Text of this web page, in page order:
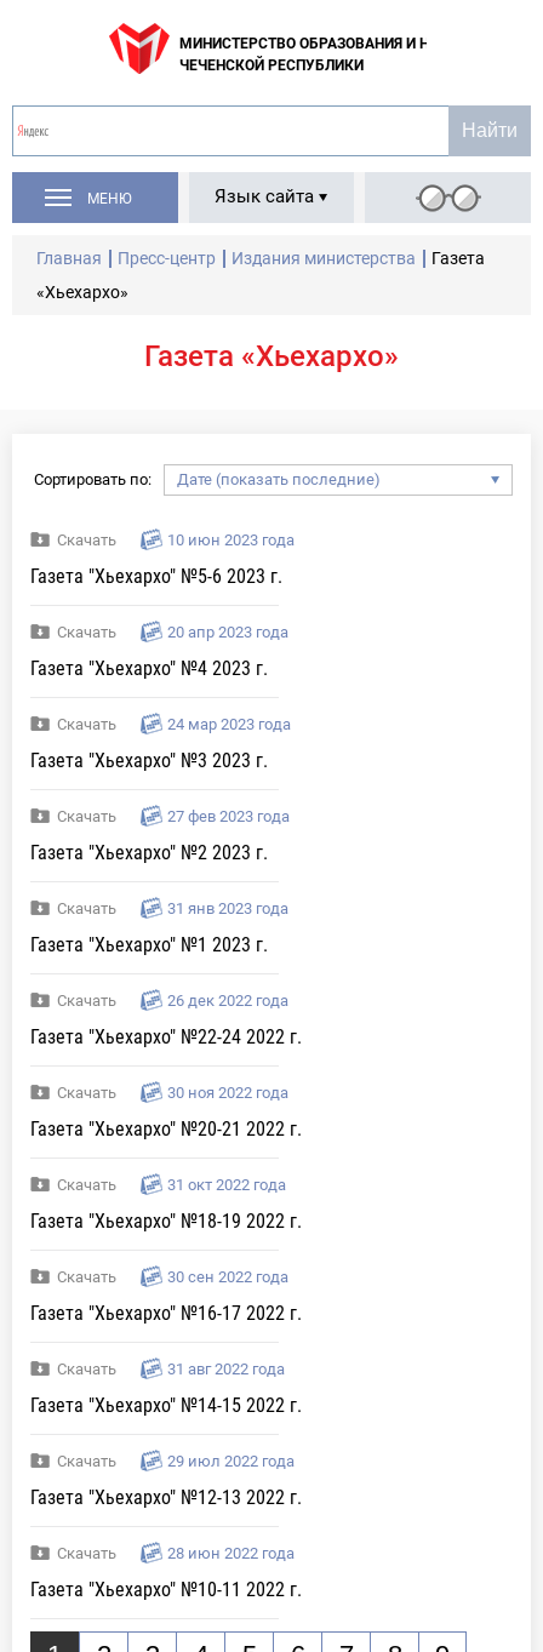
МИНИСТЕРСТВО ОБРАЗОВАНИЯ И НАУКИ
ЧЕЧЕНСКОЙ РЕСПУБЛИКИ
МЕНЮ Язык сайта
Главная Пресс-центр Издания министерства
Газета
«Хьехархо»
Газета «Хьехархо»
Сортировать по:
Скачать 10 июн 2023 года
Газета "Хьехархо" №5-6 2023 г.
Скачать 20 апр 2023 года
Газета "Хьехархо" №4 2023 г.
Скачать 24 мар 2023 года
Газета "Хьехархо" №3 2023 г.
Скачать 27 фев 2023 года
Газета "Хьехархо" №2 2023 г.
Скачать 31 янв 2023 года
Газета "Хьехархо" №1 2023 г.
Скачать 26 дек 2022 года
Газета "Хьехархо" №22-24 2022 г.
Скачать 30 ноя 2022 года
Газета "Хьехархо" №20-21 2022 г.
Скачать 31 окт 2022 года
Газета "Хьехархо" №18-19 2022 г.
Скачать 30 сен 2022 года
Газета "Хьехархо" №16-17 2022 г.
Скачать 31 авг 2022 года
Газета "Хьехархо" №14-15 2022 г.
Скачать 29 июл 2022 года
Газета "Хьехархо" №12-13 2022 г.
Скачать 28 июн 2022 года
Газета "Хьехархо" №10-11 2022 г.